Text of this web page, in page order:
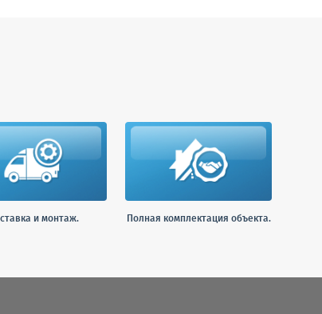
и монтаж. Полная комплектация объекта.